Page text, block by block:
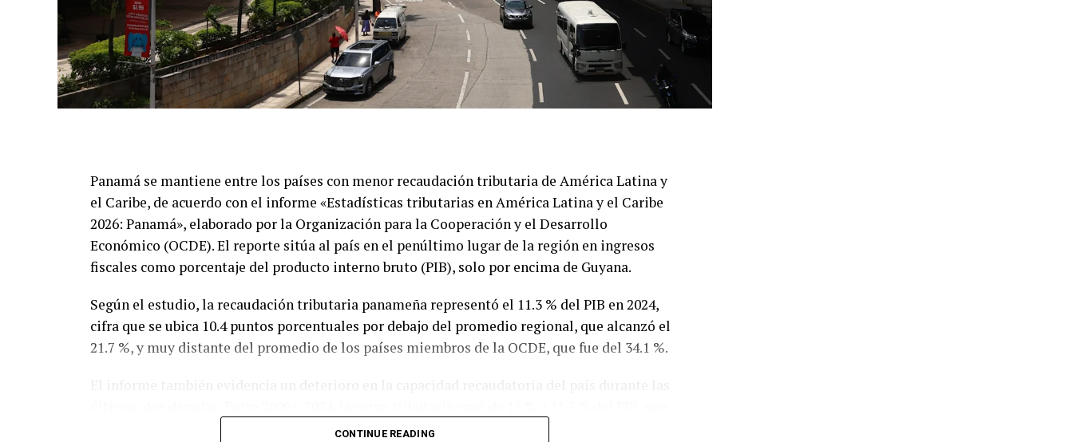
Panamá se mantiene entre los países con menor recaudación tributaria de América Latina y
el Caribe, de acuerdo con el informe «Estadísticas tributarias en América Latina y el Caribe
2026: Panamá», elaborado por la Organización para la Cooperación y el Desarrollo
Económico (OCDE). El reporte sitúa al país en el penúltimo lugar de la región en ingresos
fiscales como porcentaje del producto interno bruto (PIB), solo por encima de Guyana.
Según el estudio, la recaudación tributaria panameña representó el 11.3 % del PIB en 2024,
cifra que se ubica 10.4 puntos porcentuales por debajo del promedio regional, que alcanzó el
21.7 %, y muy distante del promedio de los países miembros de la OCDE, que fue del 34.1 %.
reducción de 3.7 puntos porcentuales, mientras que el promedio de América Latina y el
CONTINUE READING